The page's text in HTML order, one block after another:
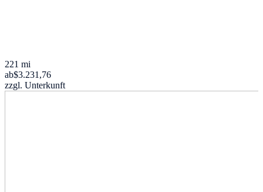
221 mi
ab$3.231,76
zzgl. Unterkunft